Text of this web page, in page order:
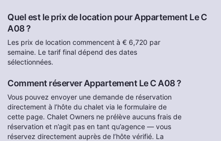
Quel est le prix de location pour Appartement Le C
A08 ?
Les prix de location commencent à € 6,720 par
semaine. Le tarif final dépend des dates
sélectionnées.
Comment réserver Appartement Le C A08 ?
Vous pouvez envoyer une demande de réservation
directement à l’hôte du chalet via le formulaire de
cette page. Chalet Owners ne prélève aucuns frais de
réservation et n’agit pas en tant qu’agence — vous
réservez directement auprès de l’hôte vérifié. La